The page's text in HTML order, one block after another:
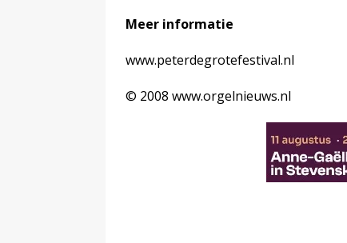
Meer informatie
www.peterdegrotefestival.nl
© 2008 www.orgelnieuws.nl